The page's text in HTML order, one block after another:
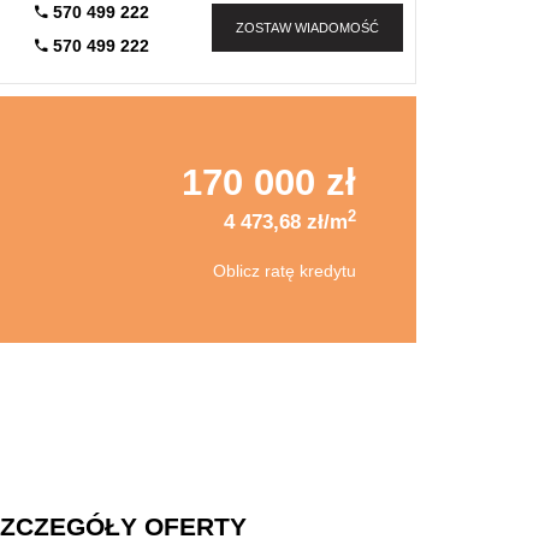
570 499 222
570 499 222
ZOSTAW WIADOMOŚĆ
170 000 zł
4 473,68 zł/m2
Oblicz ratę kredytu
OFERTY